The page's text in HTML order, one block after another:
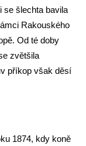
se šlechta bavila
Rakouského
Od té doby
zvětšila
příkop však děsí
1874, kdy koně